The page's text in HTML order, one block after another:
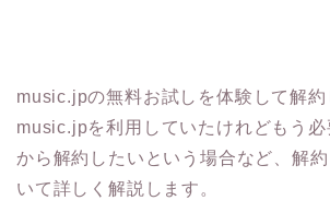
music.jpの無料お試しを体験して解約
music.jpを利用していたけれどもう必
から解約したいという場合など、解
いて詳しく解説します。